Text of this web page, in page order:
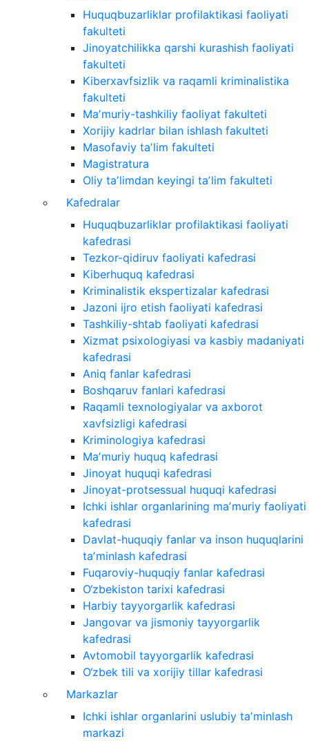
Huquqbuzarliklar profilaktikasi faoliyati
fakulteti
Jinoyatchilikka qarshi kurashish faoliyati
fakulteti
Kiberxavfsizlik va raqamli kriminalistika
fakulteti
Maʼmuriy-tashkiliy faoliyat fakulteti
Xorijiy kadrlar bilan ishlash fakulteti
Masofaviy taʼlim fakulteti
Magistratura
Oliy taʼlimdan keyingi taʼlim fakulteti
Kafedralar
Huquqbuzarliklar profilaktikasi faoliyati
kafedrasi
Tezkor-qidiruv faoliyati kafedrasi
Kiberhuquq kafedrasi
Kriminalistik ekspertizalar kafedrasi
Jazoni ijro etish faoliyati kafedrasi
Tashkiliy-shtab faoliyati kafedrasi
Xizmat psixologiyasi va kasbiy madaniyati
kafedrasi
Aniq fanlar kafedrasi
Boshqaruv fanlari kafedrasi
Raqamli texnologiyalar va axborot
xavfsizligi kafedrasi
Kriminologiya kafedrasi
Maʼmuriy huquq kafedrasi
Jinoyat huquqi kafedrasi
Jinoyat-protsessual huquqi kafedrasi
Ichki ishlar organlarining maʼmuriy faoliyati
kafedrasi
Davlat-huquqiy fanlar va inson huquqlarini
taʼminlash kafedrasi
Fuqaroviy-huquqiy fanlar kafedrasi
O‘zbekiston tarixi kafedrasi
Harbiy tayyorgarlik kafedrasi
Jangovar va jismoniy tayyorgarlik
kafedrasi
Avtomobil tayyorgarlik kafedrasi
O‘zbek tili va xorijiy tillar kafedrasi
Markazlar
Ichki ishlar organlarini uslubiy taʼminlash
markazi